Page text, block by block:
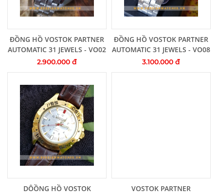
Thêm vào giỏ hàng
ĐỒNG HỒ VOSTOK PARTNER
AUTOMATIC 31 JEWELS - VO02
2.900.000 đ
Thêm vào giỏ hàng
ĐỒNG HỒ VOSTOK PARTNER
AUTOMATIC 31 JEWELS - VO08
3.100.000 đ
Thêm vào giỏ hàng
DÔỒNG HỒ VOSTOK
Thêm vào giỏ hàng
VOSTOK PARTNER